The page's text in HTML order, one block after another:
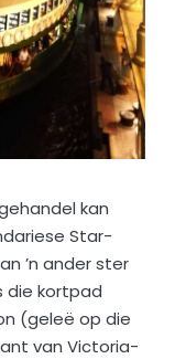
kan
Star-
’n ander ster
die kortpad
(geleë op die
van Victoria-